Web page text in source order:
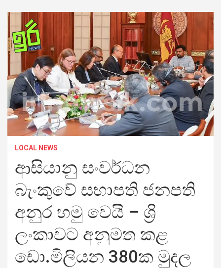
LOCAL NEWS
ආසියානු සංවර්ධන
බැංකුවේ සභාපති ජනපති
අනුර හමු වෙයි – ශ්‍රි
ලංකාවට අනුමත කළ
ඩො.මිලියන 380ක මුදල